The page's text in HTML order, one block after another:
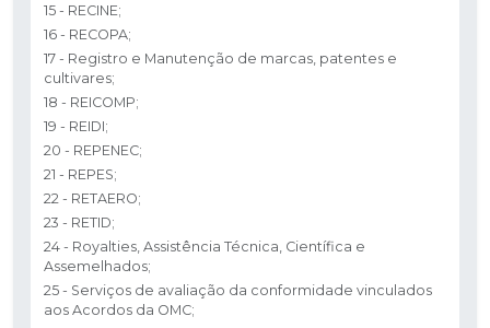
15 - RECINE;
16 - RECOPA;
17 - Registro e Manutenção de marcas, patentes e
cultivares;
18 - REICOMP;
19 - REIDI;
20 - REPENEC;
21 - REPES;
22 - RETAERO;
23 - RETID;
24 - Royalties, Assistência Técnica, Científica e
Assemelhados;
25 - Serviços de avaliação da conformidade vinculados
aos Acordos da OMC;